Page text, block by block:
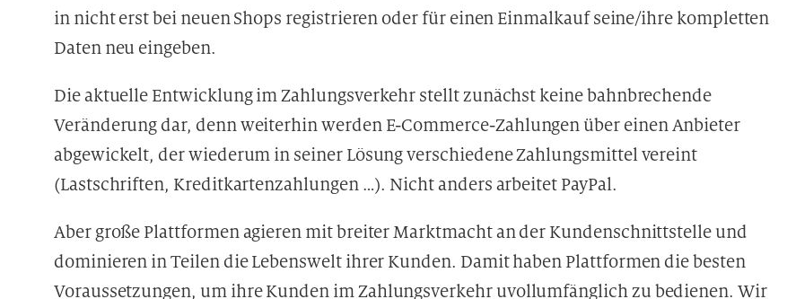
in nicht erst bei neuen Shops registrieren oder für einen Einmalkauf seine/ihre kompletten
Daten neu eingeben.
Die aktuelle Entwicklung im Zahlungsverkehr stellt zunächst keine bahnbrechende
Veränderung dar, denn weiterhin werden E-Commerce-Zahlungen über einen Anbieter
abgewickelt, der wiederum in seiner Lösung verschiedene Zahlungsmittel vereint
(Lastschriften, Kreditkartenzahlungen …). Nicht anders arbeitet PayPal.
Aber große Plattformen agieren mit breiter Marktmacht an der Kundenschnittstelle und
dominieren in Teilen die Lebenswelt ihrer Kunden. Damit haben Plattformen die besten
Voraussetzungen, um ihre Kunden im Zahlungsverkehr uvollumfänglich zu bedienen. Wir